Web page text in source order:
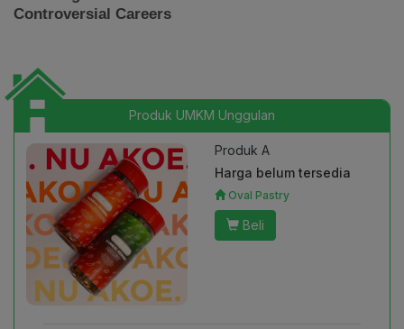
Produk UMKM Unggulan
Produk A
Harga belum tersedia
Oval Pastry
Beli